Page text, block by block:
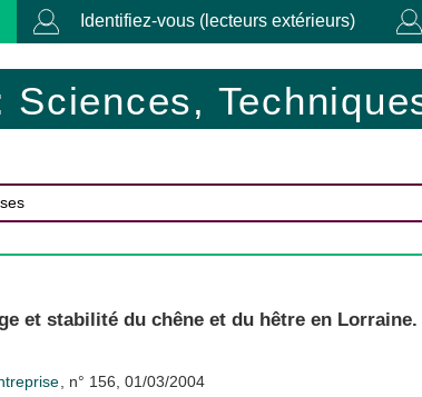
Identifiez-vous (lecteurs extérieurs)
Sciences,
et stabilité du chêne et du hêtre en Lorraine.
, n° 156, 01/03/2004